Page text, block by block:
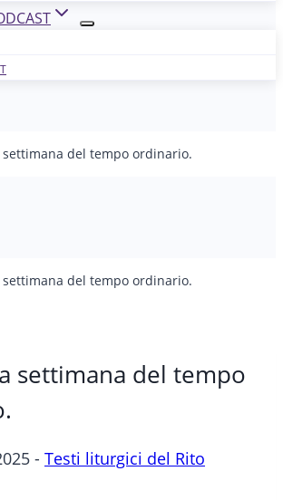
settimana del tempo ordinario.
settimana del tempo ordinario.
settimana del tempo
- Testi liturgici del Rito